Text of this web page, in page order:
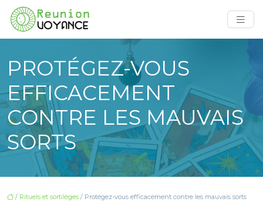
PROTÉGEZ-VOUS
EFFICACEMENT
CONTRE LES MAUVAIS
SORTS
/ Rituels et sortilèges / Protégez-vous efficacement contre les mauvais sorts